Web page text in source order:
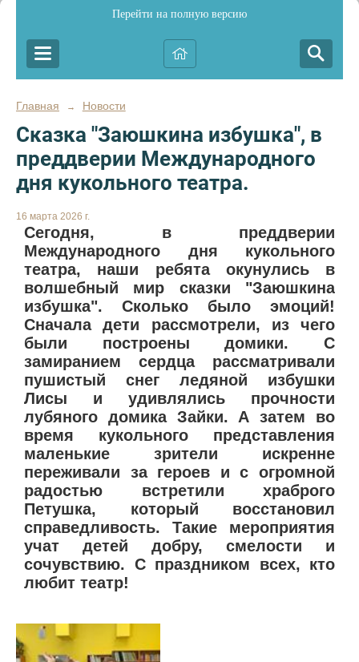
Перейти на полную версию
Главная → Новости
Сказка "Заюшкина избушка", в
преддверии Международного
дня кукольного театра.
16 марта 2026 г.
Сегодня, в преддверии
Международного дня кукольного
театра, наши ребята окунулись в
волшебный мир сказки "Заюшкина
избушка". Сколько было эмоций!
Сначала дети рассмотрели, из чего
были построены домики. С
замиранием сердца рассматривали
пушистый снег ледяной избушки
Лисы и удивлялись прочности
лубяного домика Зайки. А затем во
время кукольного представления
маленькие зрители искренне
переживали за героев и с огромной
радостью встретили храброго
Петушка, который восстановил
справедливость. Такие мероприятия
учат детей добру, смелости и
сочувствию. С праздником всех, кто
любит театр!